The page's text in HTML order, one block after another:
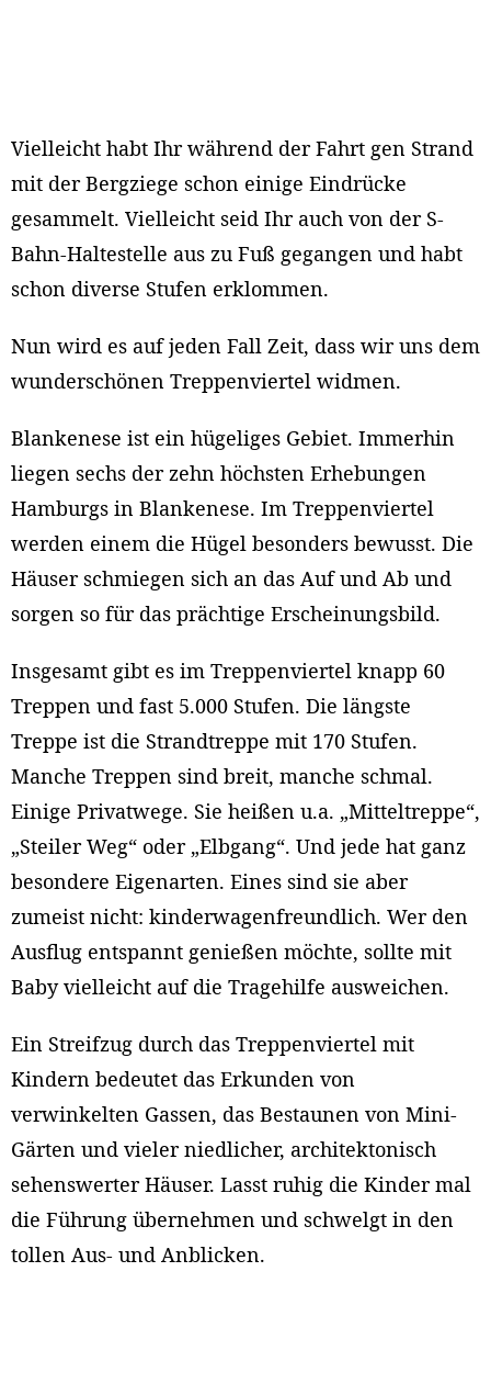
Vielleicht habt Ihr während der Fahrt gen Strand
mit der Bergziege schon einige Eindrücke
gesammelt. Vielleicht seid Ihr auch von der S-
Bahn-Haltestelle aus zu Fuß gegangen und habt
schon diverse Stufen erklommen.
Nun wird es auf jeden Fall Zeit, dass wir uns dem
wunderschönen Treppenviertel widmen.
Blankenese ist ein hügeliges Gebiet. Immerhin
liegen sechs der zehn höchsten Erhebungen
Hamburgs in Blankenese. Im Treppenviertel
werden einem die Hügel besonders bewusst. Die
Häuser schmiegen sich an das Auf und Ab und
sorgen so für das prächtige Erscheinungsbild.
Insgesamt gibt es im Treppenviertel knapp 60
Treppen und fast 5.000 Stufen. Die längste
Treppe ist die Strandtreppe mit 170 Stufen.
Manche Treppen sind breit, manche schmal.
Einige Privatwege. Sie heißen u.a. „Mitteltreppe“,
„Steiler Weg“ oder „Elbgang“. Und jede hat ganz
besondere Eigenarten. Eines sind sie aber
zumeist nicht: kinderwagenfreundlich. Wer den
Ausflug entspannt genießen möchte, sollte mit
Baby vielleicht auf die Tragehilfe ausweichen.
Ein Streifzug durch das Treppenviertel mit
Kindern bedeutet das Erkunden von
verwinkelten Gassen, das Bestaunen von Mini-
Gärten und vieler niedlicher, architektonisch
sehenswerter Häuser. Lasst ruhig die Kinder mal
die Führung übernehmen und schwelgt in den
tollen Aus- und Anblicken.